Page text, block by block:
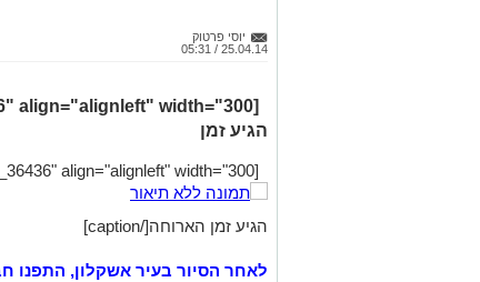
יוסי פרטוק
25.04.14 / 05:31
הגיע זמן
[caption id="attachment_36436" align="alignleft" width="300"]
הגיע זמן הארוחה[/caption]
לאחר הסיור בעיר אשקלון, התפנו